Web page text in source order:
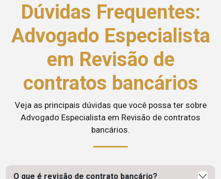
Dúvidas Frequentes:
Advogado Especialista
em Revisão de
contratos bancários
Veja as principais dúvidas que você possa ter sobre
Advogado Especialista em Revisão de contratos
bancários.
O que é revisão de contrato bancário?